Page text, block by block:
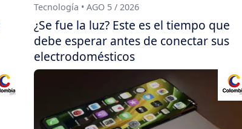
Tecnología • AGO 5 / 2026
¿Se fue la luz? Este es el tiempo que
debe esperar antes de conectar sus
electrodomésticos